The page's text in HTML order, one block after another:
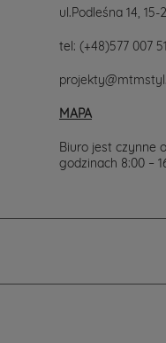
ul.Podleśna 14, 15-
tel: (+48)577 007
MAPA
Biuro jest czynne
godzinach 8:00 –